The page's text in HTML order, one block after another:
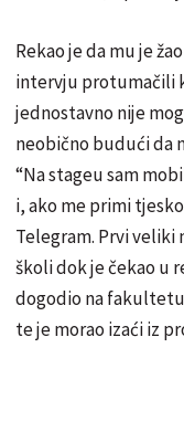
Rekao je da mu je
intervju protumačili
jednostavno nije
neobično budući da
“Na stageu sam
i, ako me primi
Telegram. Prvi veliki
školi dok je čekao u
dogodio na
te je morao izaći iz